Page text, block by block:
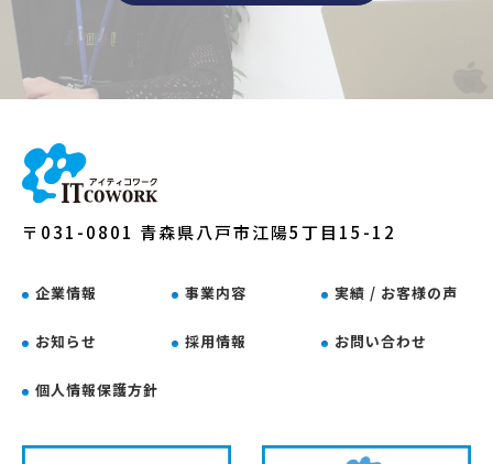
〒031-0801 青森県八戸市江陽5丁目15-12
企業情報 事業内容 実績 / お客様の声
お知らせ 採用情報 お問い合わせ
個人情報保護方針